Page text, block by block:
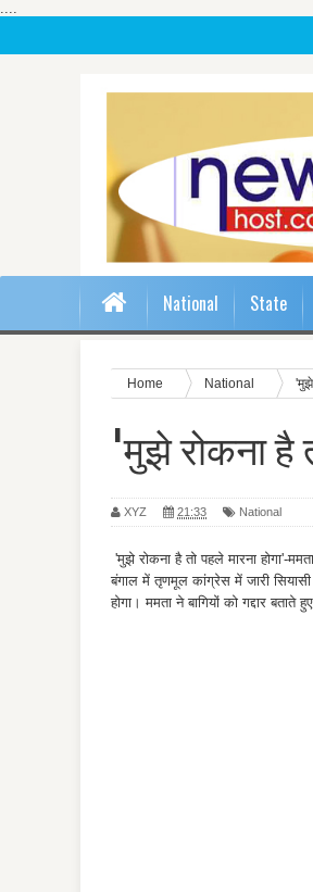
....
National State
Home National 'मुझे
'मुझे रोकना है
XYZ 21:33 National
'मुझे रोकना है तो पहले मारना होगा'-
बंगाल में तृणमूल कांग्रेस में जारी सियासी
होगा। ममता ने बागियों को गद्दार